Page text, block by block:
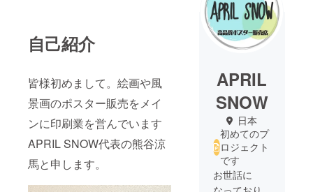
自己紹介
皆様初めまして。絵画や風
景画のポスター販売をメイ
ンに印刷業を営んでいます
APRIL SNOW代表の熊谷涼
馬と申します。
APRIL
SNOW
日本
初めてのプ
ロジェクト
です
お世話に